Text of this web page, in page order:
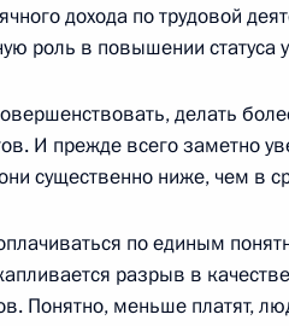
Госсовета по направлению
среда
дохода по трудовой
роль в повышении статуса
делать
И прежде всего заметно
существенно ниже, чем в
по единым
разрыв в
Понятно, меньше платят,